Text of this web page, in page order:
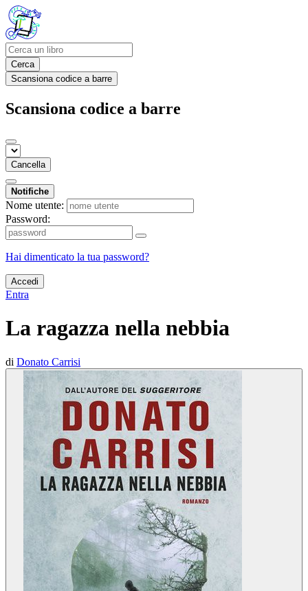
Cerca
Scansiona codice a barre
Scansiona codice a barre
Cancella
Notifiche
Nome utente:
Password:
Hai dimenticato la tua password?
Accedi
Entra
La ragazza nella nebbia
di Donato Carrisi